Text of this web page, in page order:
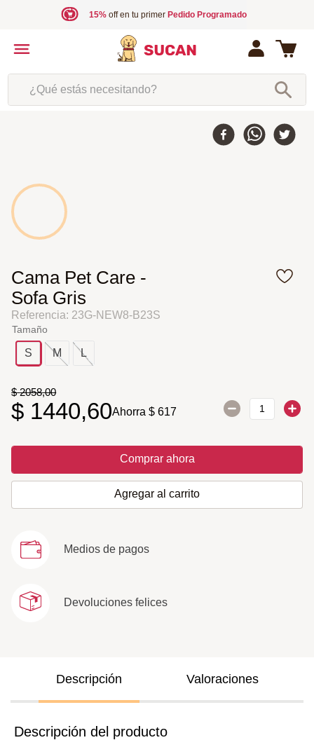
15%off en tu primer Pedido Programado
¿Qué estás necesitando?
-30 %
Cama Pet Care -
Sofa Gris
Referencia: 23G-NEW8-B23S
Tamaño
S M L
$ 2058,00
$ 1440,60Ahorra$ 617
Comprar ahora
Agregar al carrito
Medios de pagos
Devoluciones felices
Descripción Valoraciones
Descripción del producto